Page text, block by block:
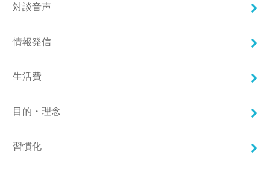
対談音声
情報発信
生活費
目的・理念
習慣化